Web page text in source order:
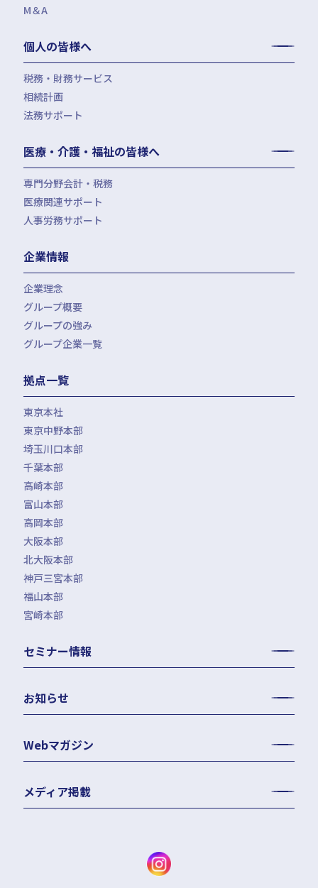
四半期決算サポート
労務デューデリジェンス・労務コンプライアンス調査
FAS（財務デューデリジェンス・株価算定・PPA）
IPOコンサルティング
企業再編コンサルティング
補助金・助成金申請・建設許認可等
公益法人会計サービス
M＆A
個人の皆様へ
税務・財務サービス
相続税申告・贈与税申告
所得税確定申告
資産管理会社設立
相続計画
遺言書作成・家族信託・後見人
法務サポート
医療・介護・福祉の皆様へ
専門分野会計・税務
会計・税務（医科）
会計・税務（歯科）
会計・税務（社会福祉法人）
会計・税務（保育）
会計・税務（公益法人）
医療関連サポート
開業サポート
医療経営サポート
クリニック承継サポート
人事労務サポート
企業情報
企業理念
グループ概要
グループの強み
グループ企業一覧
拠点一覧
東京本社
東京中野本部
埼玉川口本部
千葉本部
高崎本部
富山本部
高岡本部
大阪本部
北大阪本部
神戸三宮本部
福山本部
宮崎本部
セミナー情報
お知らせ
Webマガジン
メディア掲載